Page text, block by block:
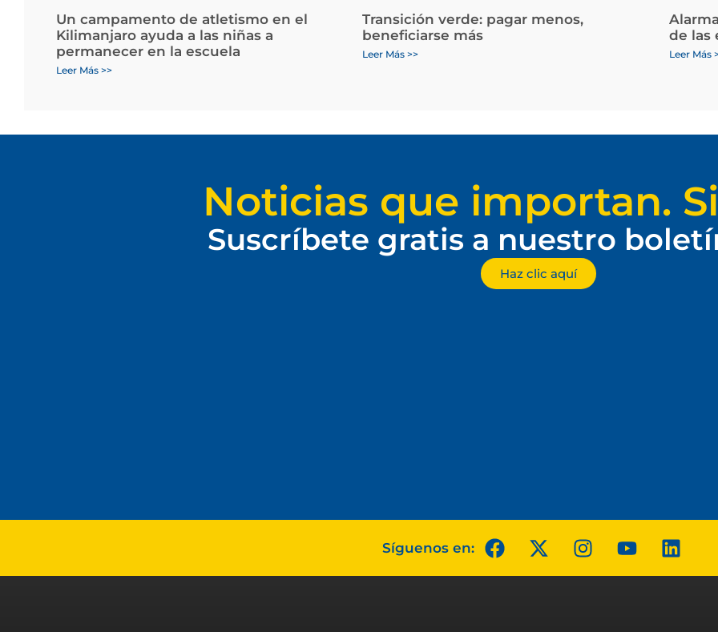
Un campamento de atletismo en el
Kilimanjaro ayuda a las niñas a
permanecer en la escuela
Leer Más >>
Transición verde: pagar menos,
beneficiarse más
Leer Más >>
de las
Leer Más
Noticias que importan.
Suscríbete gratis a nuestro
Haz clic aquí
Síguenos en: